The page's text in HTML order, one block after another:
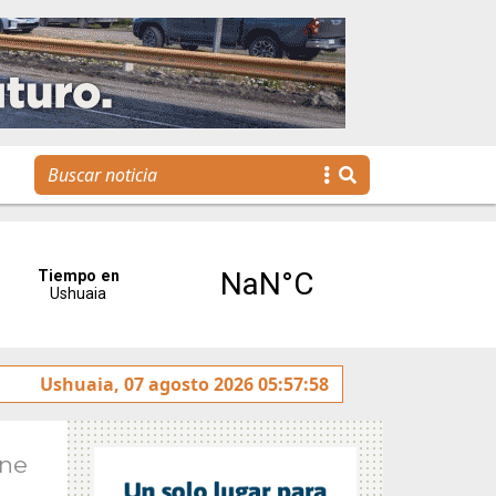
agenda para toda la familia
Ushuaia, 07 agosto 2026 05:57:58